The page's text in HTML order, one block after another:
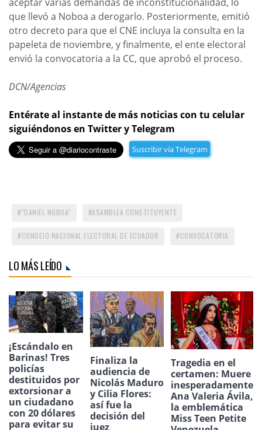
que llevó a Noboa a derogarlo. Posteriormente, emitió
otro decreto para que el CNE incluya la consulta en la
papeleta de noviembre, y finalmente, el ente electoral
envió la convocatoria a la CC, que aprobó el proceso.
DCN/Agencias
Entérate al instante de más noticias con tu celular
siguiéndonos en Twitter y Telegram
Suscribir vía Telegram
"DANIEL NOBOA" ASAMBLEA CONSTITUYENTE
CONSEJO NACIONAL ELECTORAL DE ECUADOR CONVOCATORIA
LO MÁS LEÍDO
¡Escándalo en
Barinas! Tres
policías
destituidos por
extorsionar a
un ciudadano
con 20 dólares
para evitar su
Finaliza la
audiencia de
Nicolás Maduro
y Cilia Flores:
así fue la
decisión del
juez
Tragedia en el
certamen: Muere
inesperadamente
Ana Valeria Ávila,
la emblemática
Miss Teen Petite